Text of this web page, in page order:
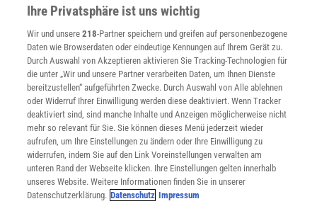
NACH OBEN
Für Sie im Spektrum-Shop und am Kiosk:
Ihre Privatsphäre ist uns wichtig
Wir und unsere218-Partner speichern und greifen auf personenbezogene
Daten wie Browserdaten oder eindeutige Kennungen auf Ihrem Gerät zu.
Durch Auswahl von Akzeptieren aktivieren Sie Tracking-Technologien für
die unter „Wir und unsere Partner verarbeiten Daten, um Ihnen Dienste
bereitzustellen“ aufgeführten Zwecke. Durch Auswahl von Alle ablehnen
oder Widerruf Ihrer Einwilligung werden diese deaktiviert. Wenn Tracker
deaktiviert sind, sind manche Inhalte und Anzeigen möglicherweise nicht
mehr so relevant für Sie. Sie können dieses Menü jederzeit wieder
aufrufen, um Ihre Einstellungen zu ändern oder Ihre Einwilligung zu
widerrufen, indem Sie auf den Link Voreinstellungen verwalten am
unteren Rand der Webseite klicken. Ihre Einstellungen gelten innerhalb
unseres Website. Weitere Informationen finden Sie in unserer
Datenschutzerklärung. Datenschutz Impressum